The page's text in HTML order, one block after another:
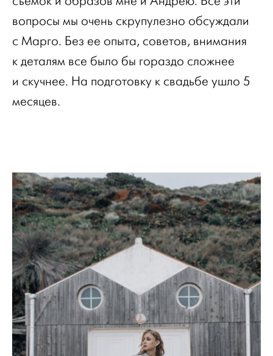
вопросы мы очень скрупулезно обсуждали
с Марго. Без ее опыта, советов, внимания
к деталям все было бы гораздо сложнее
и скучнее. На подготовку к свадьбе ушло 5
месяцев.